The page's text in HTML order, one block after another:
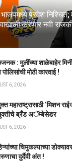
भाजपमध्ये प्रवेश
करणार नवी
: मुलींच्या शाळेबाहेर
मोठी कारवाई !
6, 2026
महाराष्ट्रासाठी ‘मिशन
ब्रँड अॅम्बेसेडर
6, 2026
चिमुकल्याच्या
दुर्दैवी अंत !